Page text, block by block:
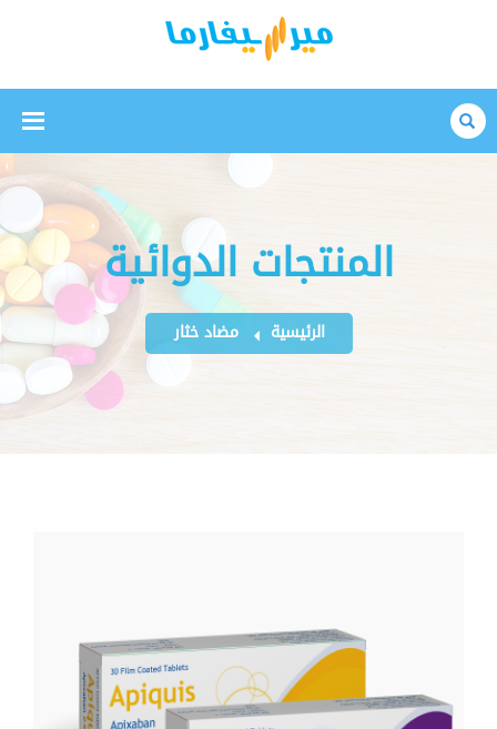
بحث
المنتجات الدوائية
الرئيسية مضاد خثار